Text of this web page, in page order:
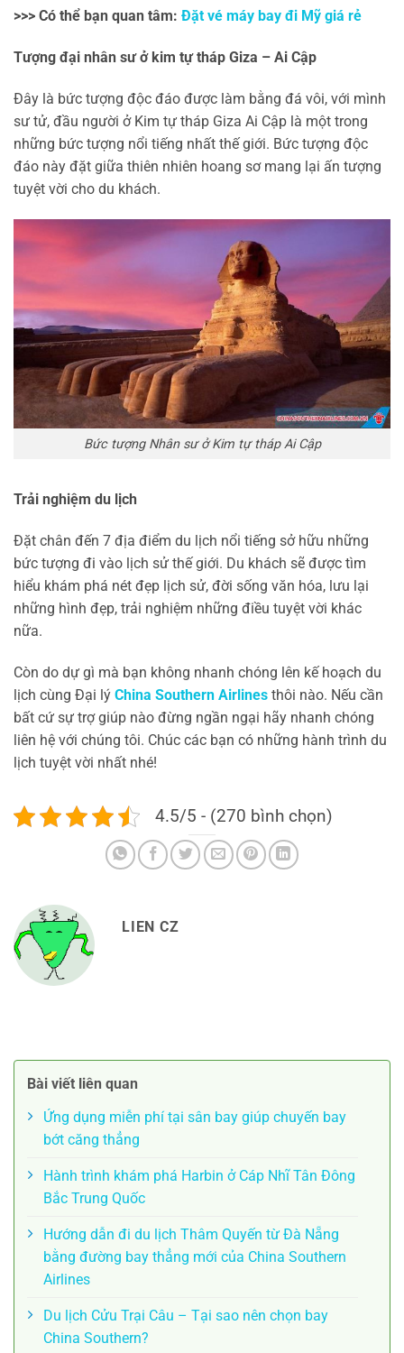
>>> Có thể bạn quan tâm: Đặt vé máy bay đi Mỹ giá rẻ
Tượng đại nhân sư ở kim tự tháp Giza – Ai Cập
Đây là bức tượng độc đáo được làm bằng đá vôi, với mình
sư tử, đầu người ở Kim tự tháp Giza Ai Cập là một trong
những bức tượng nổi tiếng nhất thế giới. Bức tượng độc
đáo này đặt giữa thiên nhiên hoang sơ mang lại ấn tượng
tuyệt vời cho du khách.
Bức tượng Nhân sư ở Kim tự tháp Ai Cập
Trải nghiệm du lịch
Đặt chân đến 7 địa điểm du lịch nổi tiếng sở hữu những
bức tượng đi vào lịch sử thế giới. Du khách sẽ được tìm
hiểu khám phá nét đẹp lịch sử, đời sống văn hóa, lưu lại
những hình đẹp, trải nghiệm những điều tuyệt vời khác
nữa.
Còn do dự gì mà bạn không nhanh chóng lên kế hoạch du
lịch cùng Đại lý China Southern Airlines thôi nào. Nếu cần
bất cứ sự trợ giúp nào đừng ngần ngại hãy nhanh chóng
liên hệ với chúng tôi. Chúc các bạn có những hành trình du
lịch tuyệt vời nhất nhé!
4.5/5 - (270 bình chọn)
LIEN CZ
Bài viết liên quan
Ứng dụng miễn phí tại sân bay giúp chuyến bay
bớt căng thẳng
Hành trình khám phá Harbin ở Cáp Nhĩ Tân Đông
Bắc Trung Quốc
Hướng dẫn đi du lịch Thâm Quyến từ Đà Nẵng
bằng đường bay thẳng mới của China Southern
Airlines
Du lịch Cửu Trại Câu – Tại sao nên chọn bay
China Southern?